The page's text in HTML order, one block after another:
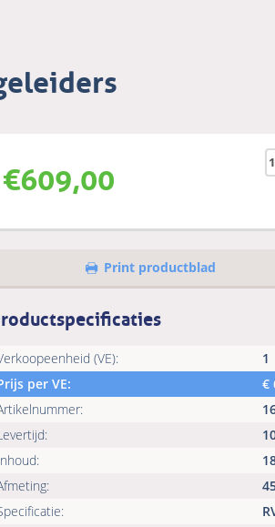
€609,00
Print productblad
(VE):
1
per VE:
€